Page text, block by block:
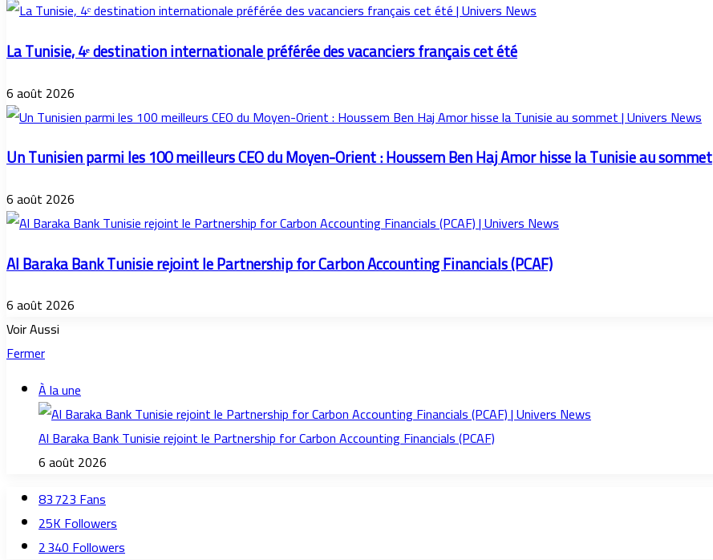
La Tunisie, 4ᵉ destination internationale préférée des vacanciers français cet été
6 août 2026
Un Tunisien parmi les 100 meilleurs CEO du Moyen-Orient : Houssem Ben Haj Amor hisse la Tunisie au sommet
6 août 2026
Al Baraka Bank Tunisie rejoint le Partnership for Carbon Accounting Financials (PCAF)
6 août 2026
Voir Aussi
Fermer
À la une
Al Baraka Bank Tunisie rejoint le Partnership for Carbon Accounting Financials (PCAF)
6 août 2026
83 723Fans
25KFollowers
2 340Followers